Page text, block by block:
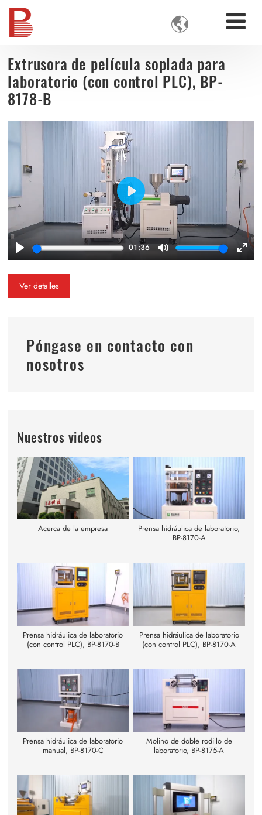

Extrusora de película soplada para
laboratorio (con control PLC), BP-
8178-B
Play
01:36
Mute
Play
Ver detalles
Póngase en contacto con
nosotros
Nuestros videos
Acerca de la empresa
Prensa hidráulica de laboratorio,
BP-8170-A
Prensa hidráulica de laboratorio
(con control PLC), BP-8170-B
Prensa hidráulica de laboratorio
(con control PLC), BP-8170-A
Prensa hidráulica de laboratorio
manual, BP-8170-C
Molino de doble rodillo de
laboratorio, BP-8175-A